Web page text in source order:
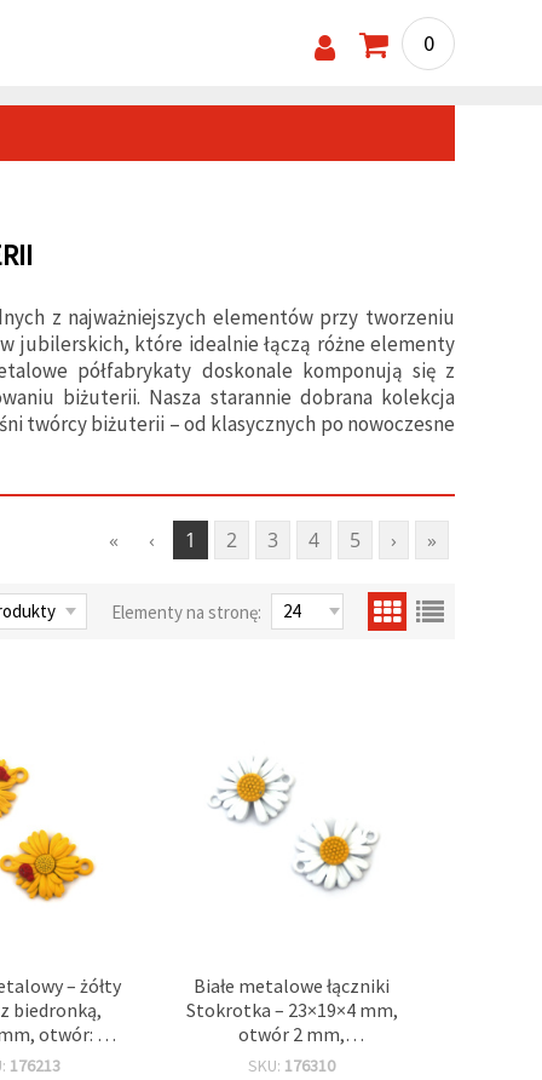
0
z najważniejszych elementów przy tworzeniu
jubilerskich, które idealnie łączą różne elementy
półfabrykaty doskonale komponują się z
biżuterii. Nasza starannie dobrana kolekcja
twórcy biżuterii – od klasycznych po nowoczesne
« ‹ 1 2 3 4 5 › »
Elementy na stronę:
– żółty
biedronką,
otwór: 2
charms
176213
Białe metalowe łączniki
Stokrotka – 23×19×4 mm,
otwór 2 mm,
komponenty do biżuterii:
SKU: 176310